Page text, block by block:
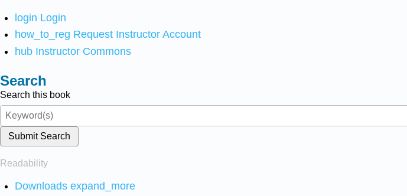
login Login
how_to_reg Request Instructor Account
hub Instructor Commons
Search
Search this book
Submit Search
Readability
Downloads expand_more